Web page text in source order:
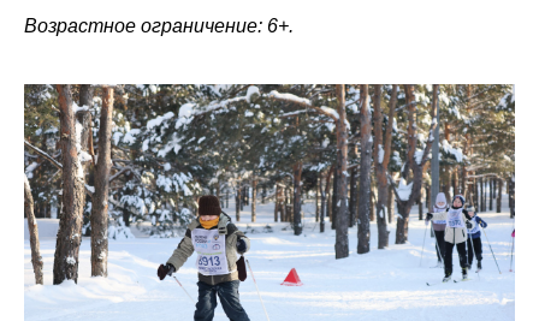
Возрастное ограничение: 6+.